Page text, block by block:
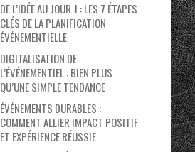
DE L’IDÉE AU JOUR J : LES 7 ÉTAPES
CLÉS DE LA PLANIFICATION
ÉVÉNEMENTIELLE
DIGITALISATION DE
L’ÉVÉNEMENTIEL : BIEN PLUS
QU’UNE SIMPLE TENDANCE
ÉVÉNEMENTS DURABLES :
COMMENT ALLIER IMPACT POSITIF
ET EXPÉRIENCE RÉUSSIE